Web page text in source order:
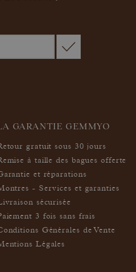
GARANTIE GEMMYO
gratuit sous 30 jours
à taille des bagues offerte
et réparations
- Services et garanties
sécurisée
3 fois sans frais
Générales de Vente
Légales